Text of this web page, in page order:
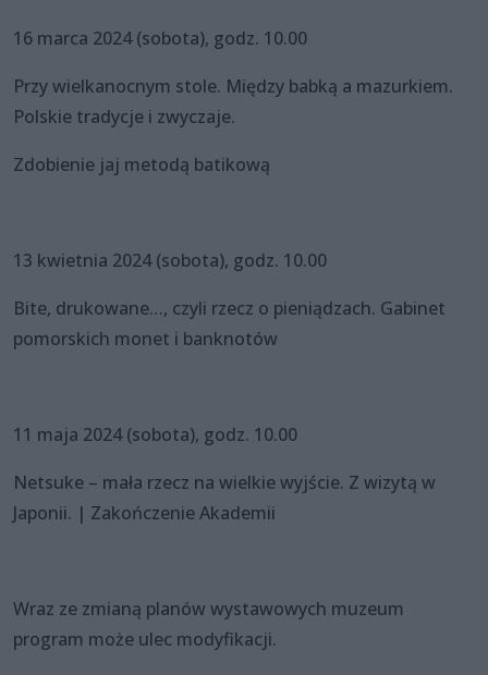
16 marca 2024 (sobota), godz. 10.00
Przy wielkanocnym stole. Między babką a mazurkiem.
Polskie tradycje i zwyczaje.
Zdobienie jaj metodą batikową
13 kwietnia 2024 (sobota), godz. 10.00
Bite, drukowane…, czyli rzecz o pieniądzach. Gabinet
pomorskich monet i banknotów
11 maja 2024 (sobota), godz. 10.00
Netsuke – mała rzecz na wielkie wyjście. Z wizytą w
Japonii. | Zakończenie Akademii
Wraz ze zmianą planów wystawowych muzeum
program może ulec modyfikacji.